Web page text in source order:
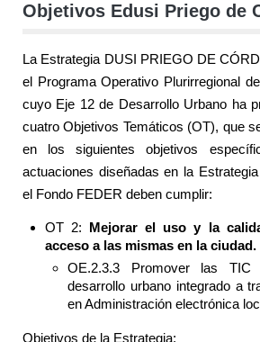
Objetivos Edusi Priego de
La Estrategia DUSI PRIEGO DE
el Programa Operativo Plurirregional
cuyo Eje 12 de Desarrollo Urbano ha
cuatro Objetivos Temáticos (OT), que
en los siguientes objetivos
actuaciones diseñadas en la
el Fondo FEDER deben cumplir:
OT 2: Mejorar el uso y la
acceso a las mismas en la ciudad.
OE.2.3.3 Promover las
desarrollo urbano integrado a
en Administración electrónica
Objetivos de la Estrategia: